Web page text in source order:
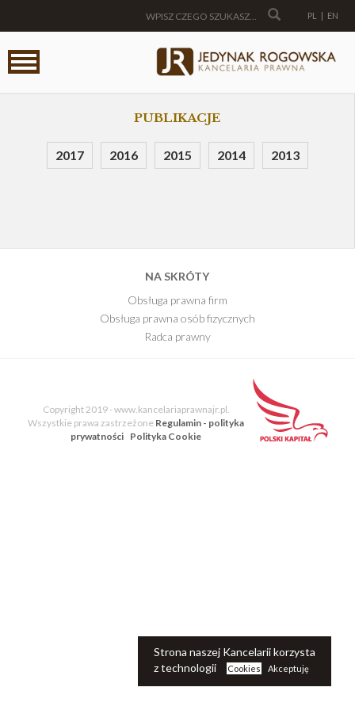
PL | EN
PUBLIKACJE
2017 2016 2015 2014 2013
NA SKRÓTY
Obsługa prawna firm
Obsługa prawna osób fizycznych
Radca prawny
Copyright 2019 - www.kancelariaprawnajr.pl.
Wszystkie prawa zastrzeżone Regulamin - polityka
prywatności Polityka Cookie
Strona naszej Kancelarii korzysta
z technologii
Cookies Akceptuję